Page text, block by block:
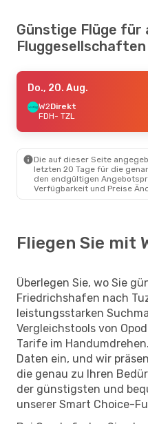
Günstige Flüge für
Fluggesellschaften
Do., 20. Aug.
W2Direkt
FDH- TZL
Die auf dieser Seite
letzten 20 Tage für die
den endgültigen
Verfügbarkeit und Preise
Fliegen Sie mit
Überlegen Sie, wo Sie
Friedrichshafen nach
leistungsstarken
Vergleichstools von
Tarife im
Daten ein, und wir
die genau zu Ihren
der günstigsten und
unserer Smart Choice-